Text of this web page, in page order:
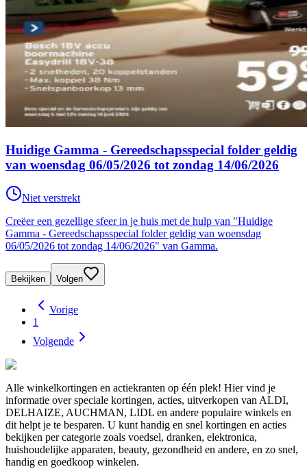
Huidige Gamma - Gereedschapsspecial folder geldig
van woensdag 06/05/2026 tot zondag 14/06/2026
Niet verstrekt
Creëer een gezellige sfeer in je huis met de hulp van "Huidige
Gamma - Gereedschapsspecial folder geldig van woensdag
06/05/2026 tot zondag 14/06/2026" van Gamma.
Bekijken Volgen
Vorige
1
Volgende
Alle winkelkortingen en actiekranten op één plek! Hier vind je
informatie over speciale kortingen, acties, uitverkopen van ALDI,
DELHAIZE, AUCHMAN, LIDL en andere populaire winkels en
dit helpt je te besparen. U kunt handig en snel kortingen en acties
bekijken per categorie zoals voedsel, dranken, elektronica,
huishoudelijke apparaten, beauty, gezondheid en andere, en zo snel,
handig en goedkoop winkelen.